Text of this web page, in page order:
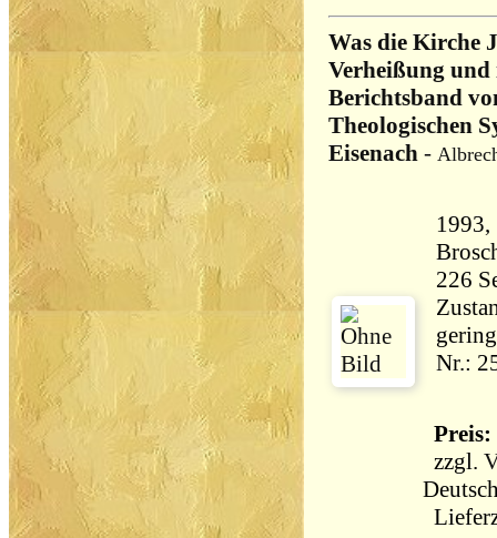
Was die Kirche
Verheißung
Berichtsband
Theologischen
Eisenach -
Nr.:
Preis:
zzgl.